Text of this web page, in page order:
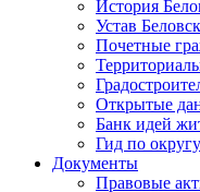
История
Устав
Почетные
Открытые
Банк идей
Гид по округу
Документы
Правовые